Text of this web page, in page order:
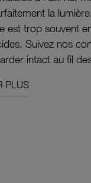
la
est trop souvent
Suivez nos
intact au fil
PLUS